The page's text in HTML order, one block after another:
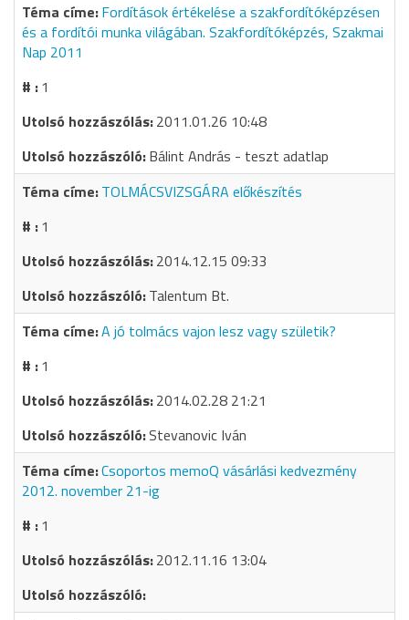
Fordítások értékelése a szakfordítóképzésen
és a fordítói munka világában. Szakfordítóképzés, Szakmai
Nap 2011
1
2011.01.26 10:48
Bálint András - teszt adatlap
TOLMÁCSVIZSGÁRA előkészítés
1
2014.12.15 09:33
Talentum Bt.
A jó tolmács vajon lesz vagy születik?
1
2014.02.28 21:21
Stevanovic Iván
Csoportos memoQ vásárlási kedvezmény
2012. november 21-ig
1
2012.11.16 13:04